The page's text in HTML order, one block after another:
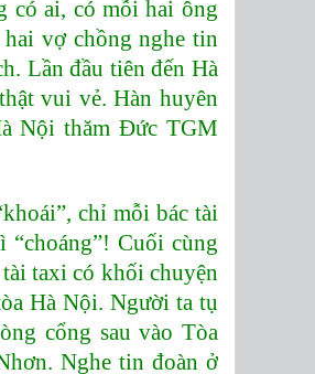
có ai, có mỗi hai ông
vợ chồng nghe tin
Lần đầu tiên đến Hà
vui vẻ. Hàn huyên
Nội thăm Đức TGM
chỉ mỗi bác tài
“choáng”! Cuối cùng
taxi có khối chuyện
Hà Nội. Người ta tụ
cổng sau vào Tòa
Nghe tin đoàn ở